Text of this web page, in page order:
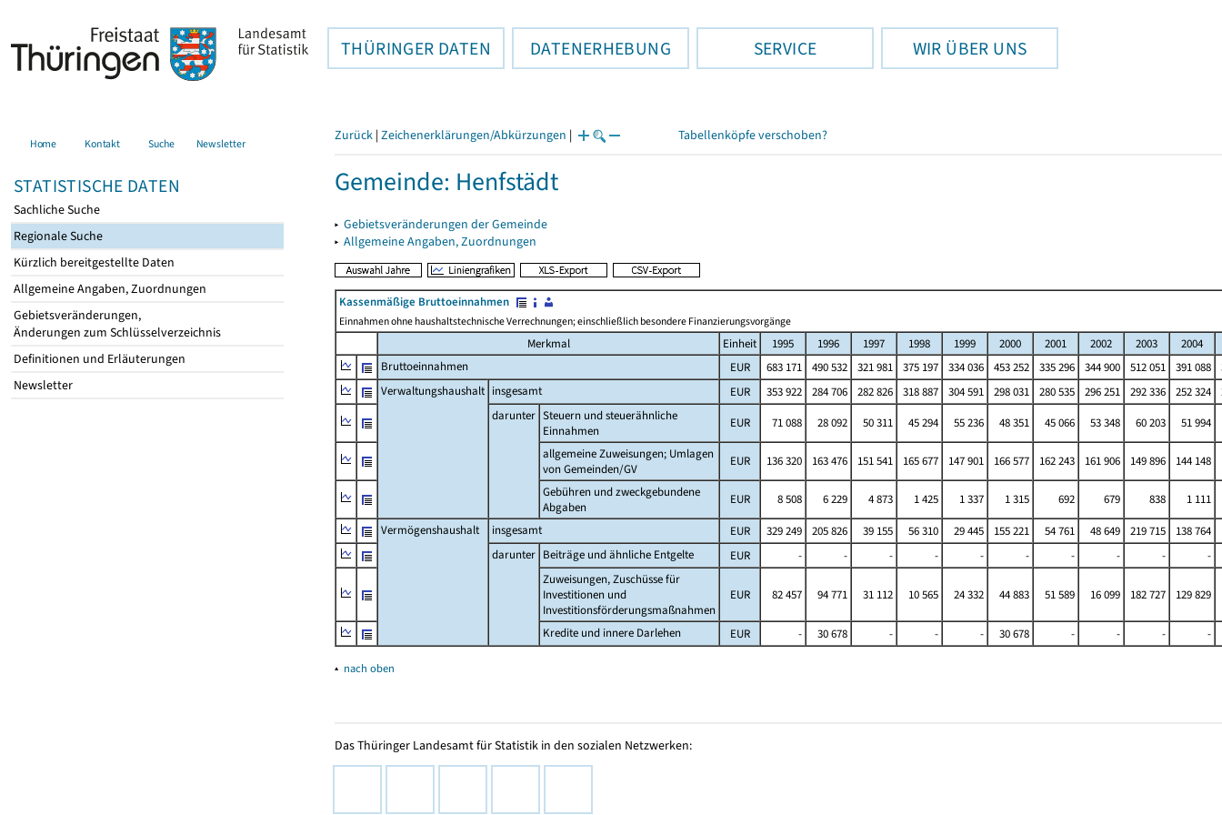
THÜRINGER DATEN DATENERHEBUNG SERVICE WIR ÜBER UNS
Home Kontakt Suche Newsletter
STATISTISCHE DATEN
Sachliche Suche
Regionale Suche
Kürzlich bereitgestellte Daten
Allgemeine Angaben, Zuordnungen
Gebietsveränderungen,
Änderungen zum Schlüsselverzeichnis
Definitionen und Erläuterungen
Newsletter
Zurück | Zeichenerklärungen/Abkürzungen | Tabellenköpfe verschoben?
Gemeinde: Henfstädt
▸ Gebietsveränderungen der Gemeinde
▸ Allgemeine Angaben, Zuordnungen
Kassenmäßige Bruttoeinnahmen
Einnahmen ohne haushaltstechnische Verrechnungen; einschließlich besondere Finanzierungsvorgänge
Merkmal Einheit 1995 1996 1997 1998 1999 2000 2001 2002 2003
2004
Bruttoeinnahmen
EUR 683 171 490 532 321 981 375 197 334 036 453 252 335 296 344 900 512 051 391 088
Verwaltungshaushalt insgesamt EUR 353 922 284 706 282 826 318 887 304 591 298 031 280 535 296 251 292 336 252 324
darunter Steuern und steuerähnliche
Einnahmen
EUR 71 088 28 092 50 311 45 294 55 236 48 351 45 066 53 348 60 203
51 994
allgemeine Zuweisungen; Umlagen
von Gemeinden/GV
EUR 136 320 163 476 151 541 165 677 147 901 166 577 162 243 161 906 149 896 144 148
Gebühren und zweckgebundene
Abgaben
EUR 8 508 6 229 4 873 1 425 1 337 1 315 692 679 838
1 111
Vermögenshaushalt
insgesamt EUR 329 249 205 826 39 155 56 310 29 445 155 221 54 761 48 649 219 715 138 764
darunter Beiträge und ähnliche Entgelte EUR - - - - - - - - -
-
Zuweisungen, Zuschüsse für
Investitionen und
Investitionsförderungsmaßnahmen
EUR 82 457 94 771 31 112 10 565 24 332 44 883 51 589 16 099 182 727 129 829
Kredite und innere Darlehen EUR - 30 678 - - - 30 678 - - - -
▴ nach oben
Das Thüringer Landesamt für Statistik in den sozialen Netzwerken: